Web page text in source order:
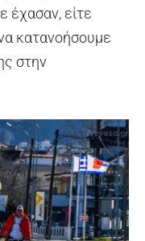
έχασαν, είτε
κατανοήσουμε
στην